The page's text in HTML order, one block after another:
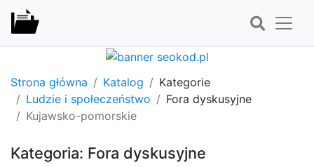
Strona główna Katalog
Kategorie
Ludzie i społeczeństwo
Fora dyskusyjne
Kujawsko-pomorskie
Kategoria: Fora dyskusyjne